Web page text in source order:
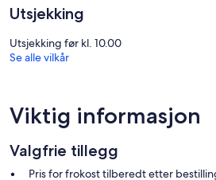
Fritidsfasiliteter ved dette
Fritidsaktivitetene som er oppført
på overnattingsstedet eller i nærområdet.
Utsjekking
Utsjekking før kl. 10.00
Se alle vilkår
Viktig informasjon
Valgfrie tillegg
Pris for frokost tilberedt etter